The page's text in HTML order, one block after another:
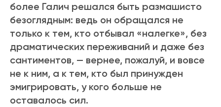
более Галич решался быть размашисто
безоглядным: ведь он обращался не
только к тем, кто отбывал «налегке», без
драматических переживаний и даже без
сантиментов, — вернее, пожалуй, и вовсе
не к ним, а к тем, кто был принужден
эмигрировать, у кого больше не
оставалось сил.